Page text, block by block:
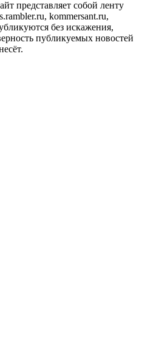
представляет собой ленту
kommersant.ru,
без искажения,
публикуемых новостей